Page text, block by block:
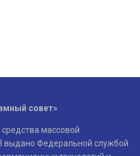
совет»
массовой
Федеральной службой